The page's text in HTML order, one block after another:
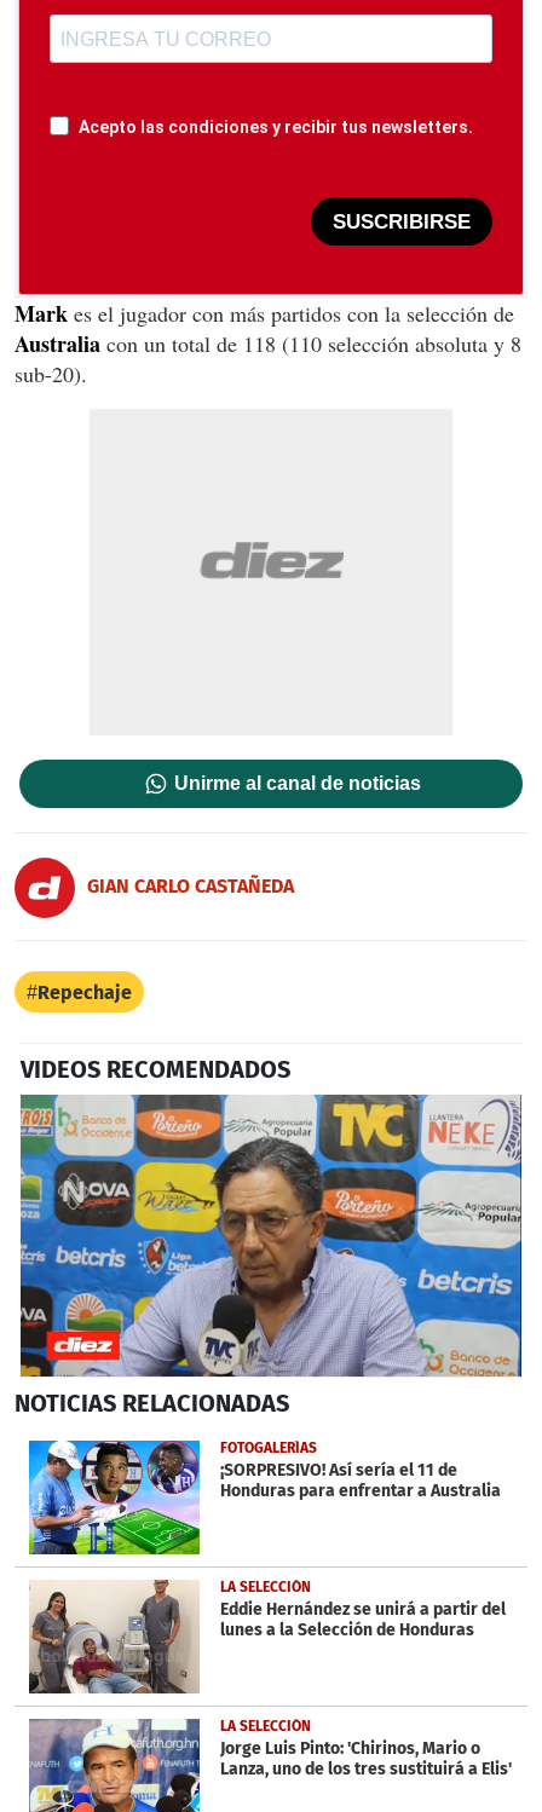
Acepto las condiciones y recibir tus newsletters.
SUSCRIBIRSE
Mark es el jugador con más partidos con la selección de
Australia con un total de 118 (110 selección absoluta y 8
sub-20).
Unirme al canal de noticias
GIAN CARLO CASTAÑEDA
Repechaje
VIDEOS RECOMENDADOS
seconds
1
minute,
16
seconds
NOTICIAS RELACIONADAS
FOTOGALERÍAS
¡SORPRESIVO! Así sería el 11 de
Honduras para enfrentar a Australia
LA SELECCIÓN
Eddie Hernández se unirá a partir del
lunes a la Selección de Honduras
LA SELECCIÓN
Jorge Luis Pinto: 'Chirinos, Mario o
Lanza, uno de los tres sustituirá a Elis'